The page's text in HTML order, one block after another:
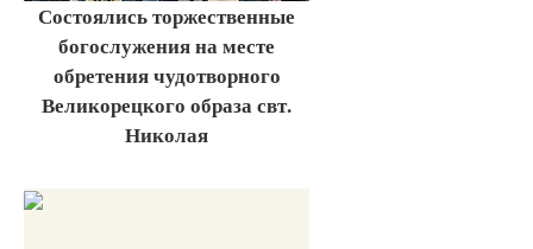
Состоялись торжественные
богослужения на месте
обретения чудотворного
Великорецкого образа свт.
Николая